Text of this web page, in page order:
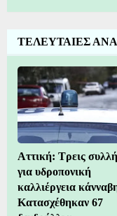
ΤΕΛΕΥΤΑΙΕΣ
Αττική: Τρεις
για υδροπονική
καλλιέργεια
Κατασχέθηκαν 67